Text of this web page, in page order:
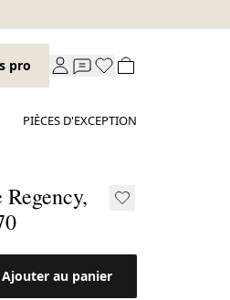
pro
PIÈCES D'EXCEPTION
Ajouter au panier